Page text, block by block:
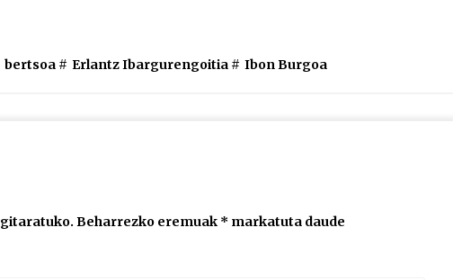
bertsoa # Erlantz Ibargurengoitia # Ibon Burgoa
Beharrezko eremuak * markatuta daude